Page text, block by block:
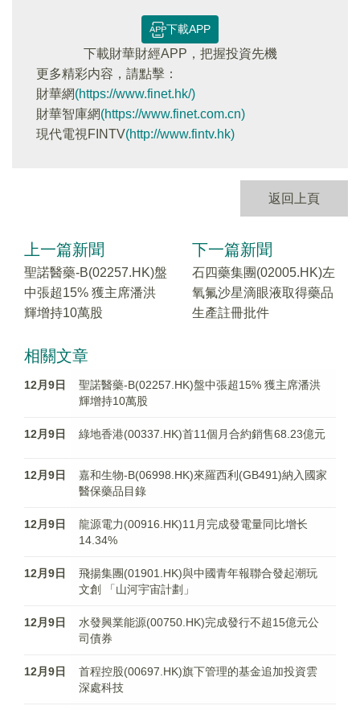
下載APP
下載財華財經APP，把握投資先機
更多精彩内容，請點擊：
財華網(https://www.finet.hk/)
財華智庫網(https://www.finet.com.cn)
現代電視FINTV(http://www.fintv.hk)
返回上頁
上一篇新聞
聖諾醫藥-B(02257.HK)盤
中張超15% 獲主席潘洪
輝增持10萬股
下一篇新聞
石四藥集團(02005.HK)左
氧氟沙星滴眼液取得藥品
生產註冊批件
相關文章
12月9日
聖諾醫藥-B(02257.HK)盤中張超15% 獲主席潘洪
輝增持10萬股
12月9日 綠地香港(00337.HK)首11個月合約銷售68.23億元
12月9日
嘉和生物-B(06998.HK)來羅西利(GB491)納入國家
醫保藥品目錄
12月9日
龍源電力(00916.HK)11月完成發電量同比增长
14.34%
12月9日
飛揚集團(01901.HK)與中國青年報聯合發起潮玩
文創 「山河宇宙計劃」
12月9日
水發興業能源(00750.HK)完成發行不超15億元公
司債券
12月9日
首程控股(00697.HK)旗下管理的基金追加投資雲
深處科技